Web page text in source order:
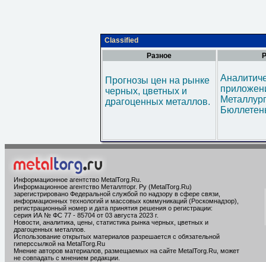
Classified
Разное
Прогнозы цен на рынке
черных, цветных и
драгоценных металлов.
Информационное агентство MetalTorg.Ru
Информационное агентство Металлторг. Ру (MetalTorg.Ru)
зарегистрировано Федеральной службой по надзору в сфере связи,
информационных технологий и массовых коммуникаций (Роскомнадзор),
регистрационный номер и дата принятия решения о регистрации:
серия ИА № ФС 77 - 85704 от 03 августа 2023 г.
Новости, аналитика, цены, статистика рынка черных, цветных и
драгоценных металлов.
Использование открытых материалов разрешается с обязательной
гиперссылкой на MetalTorg.Ru
Мнение авторов материалов, размещаемых на сайте MetalTorg.Ru, может
не совпадать с мнением редакции.